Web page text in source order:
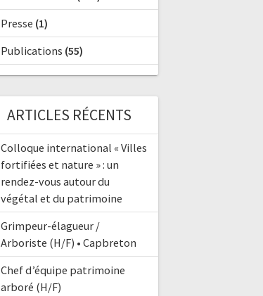
Presse (1)
Publications (55)
ARTICLES RÉCENTS
Colloque international « Villes
fortifiées et nature » : un
rendez-vous autour du
végétal et du patrimoine
Grimpeur-élagueur /
Arboriste (H/F) • Capbreton
Chef d’équipe patrimoine
arboré (H/F)